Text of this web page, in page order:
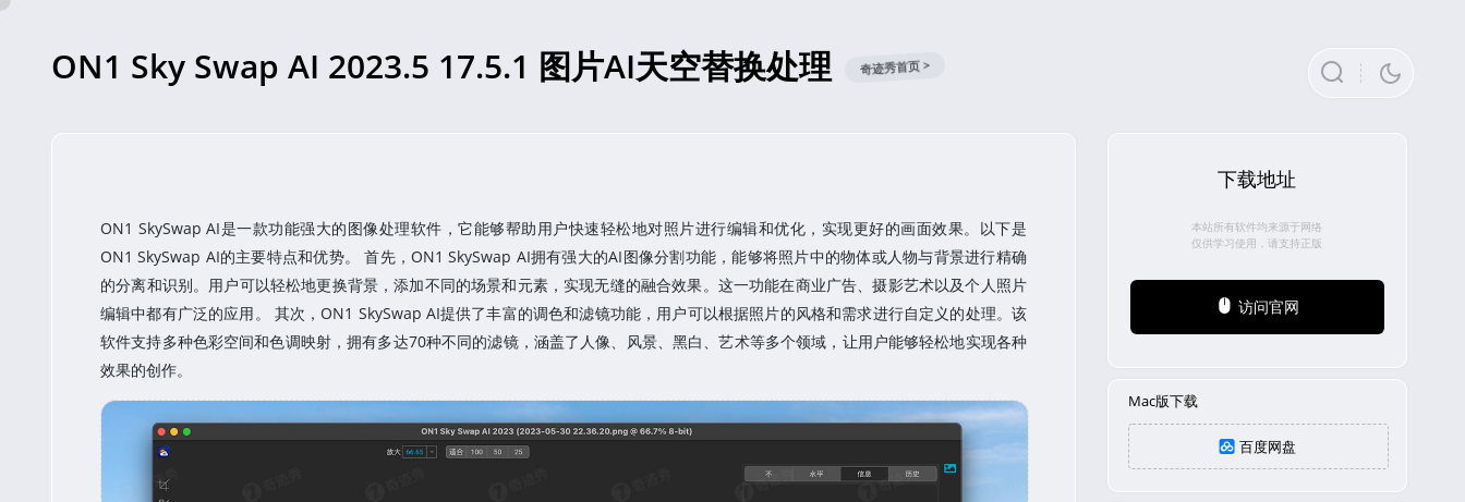
ON1 Sky Swap AI 2023.5 17.5.1 图片AI天空替换处理 奇迹秀首页 >
ON1 SkySwap AI是一款功能强大的图像处理软件，它能够帮助用户快速轻松地对照片进行编辑和优化，实现更好的画面效果。以下是
ON1 SkySwap AI的主要特点和优势。 首先，ON1 SkySwap AI拥有强大的AI图像分割功能，能够将照片中的物体或人物与背景进行精确
的分离和识别。用户可以轻松地更换背景，添加不同的场景和元素，实现无缝的融合效果。这一功能在商业广告、摄影艺术以及个人照片
编辑中都有广泛的应用。 其次，ON1 SkySwap AI提供了丰富的调色和滤镜功能，用户可以根据照片的风格和需求进行自定义的处理。该
软件支持多种色彩空间和色调映射，拥有多达70种不同的滤镜，涵盖了人像、风景、黑白、艺术等多个领域，让用户能够轻松地实现各种
效果的创作。
下载地址
本站所有软件均来源于网络
仅供学习使用，请支持正版
访问官网
Mac版下载
百度网盘